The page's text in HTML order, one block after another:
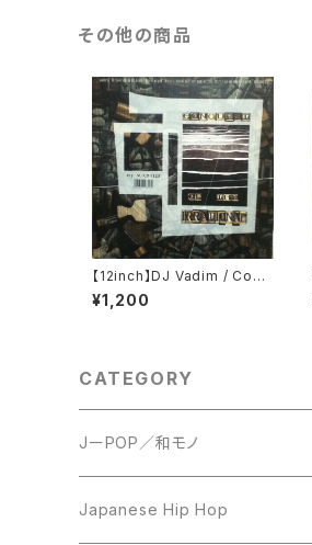
その他の商品
【12inch】DJ Vadim / Conq
uest Of The Irrational
¥1,200
CATEGORY
JーPOP／和モノ
LP
Japanese Hip Hop